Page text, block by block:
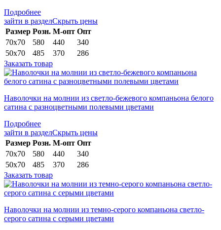
Подробнее
зайти в разделСкрыть цены
Раз­мер Розн. М-опт Опт
70х70
580 440
340
50х70
485 370
286
Заказать товар
Наволочки на молнии из светло-бежевого компаньона белого
сатина с разноцветными полевыми цветами
Подробнее
зайти в разделСкрыть цены
Раз­мер Розн. М-опт Опт
70х70
580 440
340
50х70
485 370
286
Заказать товар
Наволочки на молнии из темно-серого компаньона светло-
серого сатина с серыми цветами